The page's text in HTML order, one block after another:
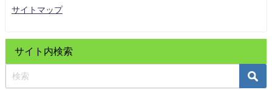
サイトマップ
サイト内検索